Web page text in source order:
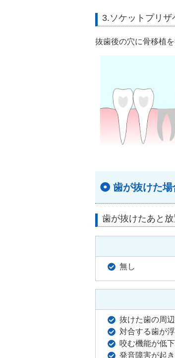
3.ソケットプリザ
抜歯後の穴に骨移植
歯が抜けた
歯が抜けたあと放
無し
抜けた歯の周
対合する歯が
咬む機能が低
発音障害が起